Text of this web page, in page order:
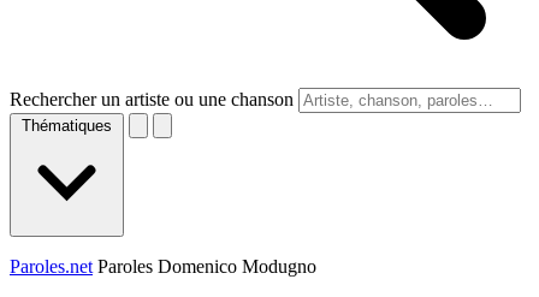
Rechercher un artiste ou une chanson
Thématiques
Paroles.net Paroles Domenico Modugno